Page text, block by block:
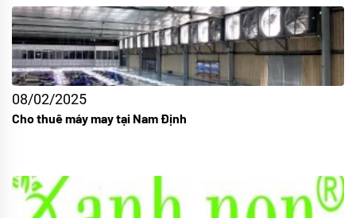
08/02/2025
Cho thuê máy may tại Nam Định